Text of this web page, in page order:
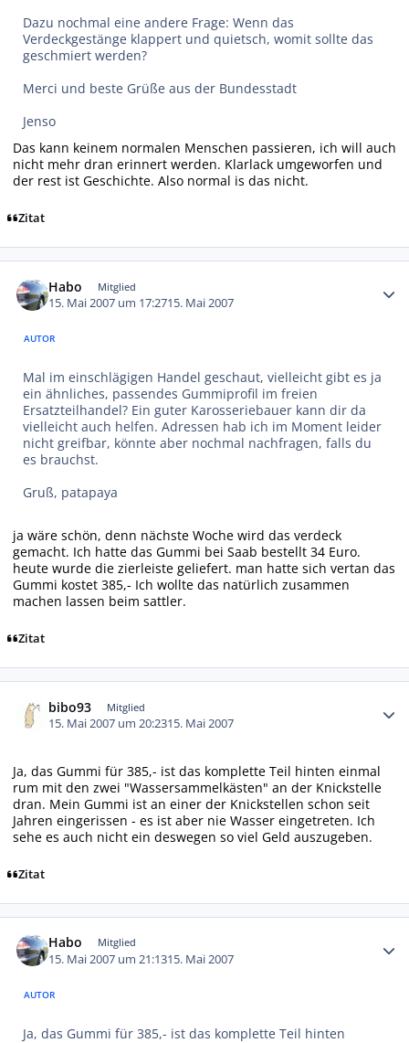
Dazu nochmal eine andere Frage: Wenn das
Verdeckgestänge klappert und quietsch, womit sollte das
geschmiert werden?
Merci und beste Grüße aus der Bundesstadt
Jenso
Das kann keinem normalen Menschen passieren, ich will auch
nicht mehr dran erinnert werden. Klarlack umgeworfen und
der rest ist Geschichte. Also normal is das nicht.
Zitat
Habo Mitglied
15. Mai 2007 um 17:2715. Mai 2007
AUTOR
Mal im einschlägigen Handel geschaut, vielleicht gibt es ja
ein ähnliches, passendes Gummiprofil im freien
Ersatzteilhandel? Ein guter Karosseriebauer kann dir da
vielleicht auch helfen. Adressen hab ich im Moment leider
nicht greifbar, könnte aber nochmal nachfragen, falls du
es brauchst.
Gruß, patapaya
ja wäre schön, denn nächste Woche wird das verdeck
gemacht. Ich hatte das Gummi bei Saab bestellt 34 Euro.
heute wurde die zierleiste geliefert. man hatte sich vertan das
Gummi kostet 385,- Ich wollte das natürlich zusammen
machen lassen beim sattler.
Zitat
bibo93 Mitglied
15. Mai 2007 um 20:2315. Mai 2007
Ja, das Gummi für 385,- ist das komplette Teil hinten einmal
rum mit den zwei "Wassersammelkästen" an der Knickstelle
dran. Mein Gummi ist an einer der Knickstellen schon seit
Jahren eingerissen - es ist aber nie Wasser eingetreten. Ich
sehe es auch nicht ein deswegen so viel Geld auszugeben.
Zitat
Habo Mitglied
15. Mai 2007 um 21:1315. Mai 2007
AUTOR
Ja, das Gummi für 385,- ist das komplette Teil hinten